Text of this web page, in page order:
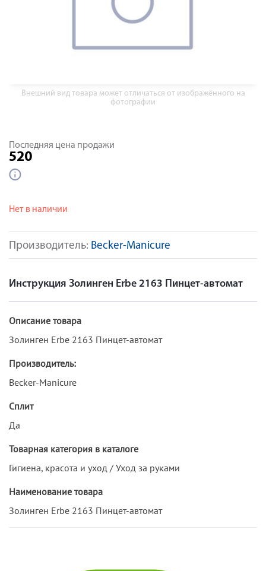
Внешний вид товара может отличаться от изображённого на
фотографии
Производитель: Becker-Manicure
Последняя цена продажи
520
Нет в наличии
Инструкция Золинген Erbe 2163 Пинцет-автомат
Описание товара
Золинген Erbe 2163 Пинцет-автомат
Производитель:
Becker-Manicure
Сплит
Да
Товарная категория в каталоге
Гигиена, красота и уход / Уход за руками
Наименование товара
Золинген Erbe 2163 Пинцет-автомат